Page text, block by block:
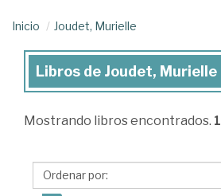
Inicio Joudet, Murielle
Libros
Joudet,
Libros de Joudet, Murielle
Mostrando libros encontrados. 1